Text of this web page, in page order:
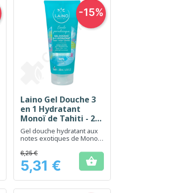
Aperçu rapide
Laino Gel Douche 3
en 1 Hydratant
Monoï de Tahiti - 200
ml
Gel douche hydratant aux
notes exotiques de Monoï
quotidien.
Prix
6,25 €
5,31 € 
-15%